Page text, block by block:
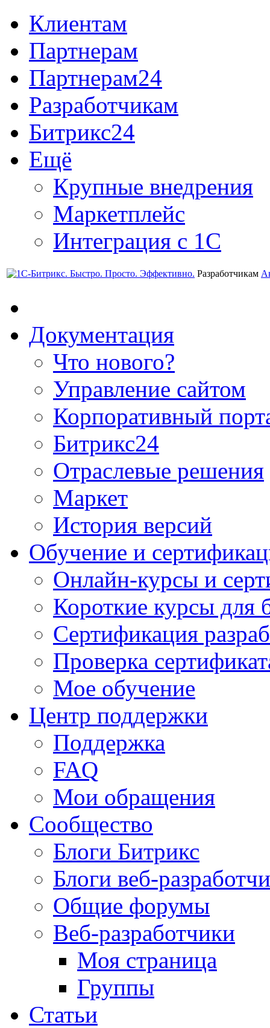
Клиентам
Партнерам
Партнерам24
Разработчикам
Битрикс24
Ещё
Крупные внедрения
Маркетплейс
Интеграция с 1С
Разработчикам
Документация
Что нового?
Управление сайтом
Корпоративный
Битрикс24
Отраслевые решения
Маркет
История версий
Обучение и
Онлайн-курсы и
Короткие курсы для
Сертификация
Проверка
Мое обучение
Центр поддержки
Поддержка
FAQ
Мои обращения
Сообщество
Блоги Битрикс
Блоги веб-
Общие форумы
Веб-разработчики
Моя страница
Группы
Статьи